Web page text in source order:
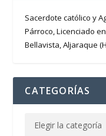
Sacerdote católico y
Párroco, Licenciado
Bellavista, Aljaraque
CATEGORÍAS